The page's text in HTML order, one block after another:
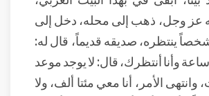
عز وجل، ذهب إلى محله، دخل إلى
ينتظره، صديقه قديماً، قال له:
وأنا أنتظرك، قال: لا يوجد موعد
وانتهى الأمر، أنا معي مئتا ألف، ولا